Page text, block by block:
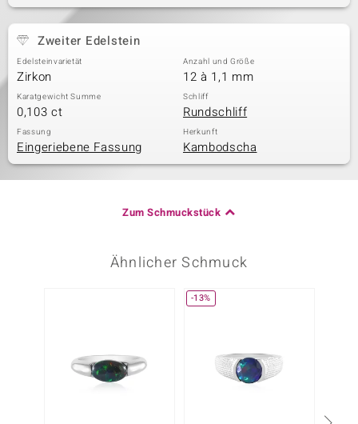
Zweiter Edelstein
Edelsteinvarietät
Zirkon
Anzahl und Größe
12 à 1,1 mm
Karatgewicht Summe
0,103 ct
Schliff
Rundschliff
Fassung
Eingeriebene Fassung
Herkunft
Kambodscha
Zum Schmuckstück
Ähnlicher Schmuck
-13%